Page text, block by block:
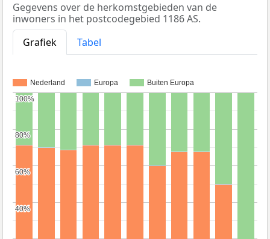
Gegevens over de herkomstgebieden van de
inwoners in het postcodegebied 1186 AS.
Grafiek
Tabel
Nederland Europa Buiten Europa
40%
40%
60%
60%
80%
80%
100%
100%